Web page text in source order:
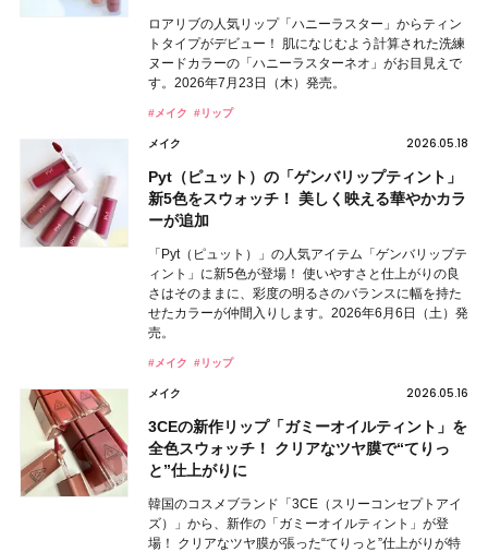
ロアリブの人気リップ「ハニーラスター」からティン
トタイプがデビュー！ 肌になじむよう計算された洗練
ヌードカラーの「ハニーラスターネオ」がお目見えで
す。2026年7月23日（木）発売。
#メイク #リップ
メイク 2026.05.18
Pyt（ピュット）の「ゲンバリップティント」
新5色をスウォッチ！ 美しく映える華やかカラ
ーが追加
「Pyt（ピュット）」の人気アイテム「ゲンバリップテ
ィント」に新5色が登場！ 使いやすさと仕上がりの良
さはそのままに、彩度の明るさのバランスに幅を持た
せたカラーが仲間入りします。2026年6月6日（土）発
売。
#メイク #リップ
メイク 2026.05.16
3CEの新作リップ「ガミーオイルティント」を
全色スウォッチ！ クリアなツヤ膜で“てりっ
と”仕上がりに
韓国のコスメブランド「3CE（スリーコンセプトアイ
ズ）」から、新作の「ガミーオイルティント」が登
場！ クリアなツヤ膜が張った“てりっと”仕上がりが特